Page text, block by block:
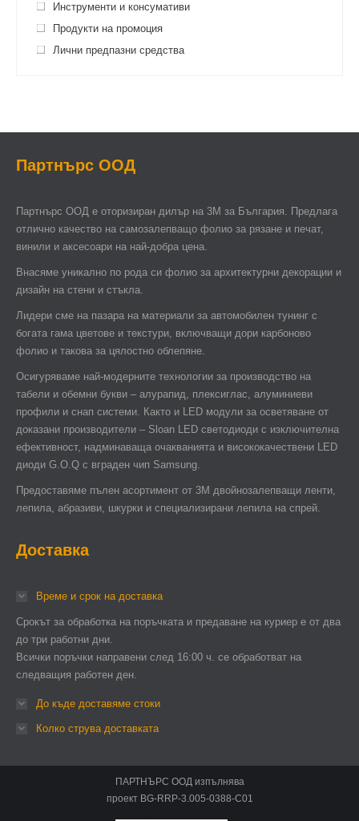
Инструменти и консумативи
Продукти на промоция
Лични предпазни средства
Партнърс ООД
Партнърс ООД e оторизиран дилър на 3М за България. Предлага
отлично качество на самозалепващо фолио за рязане и печат,
винили и аксесоари на най-добра цена.
Внасяме уникално по рода си фолио за архитектурни декорации и
дизайн на стени и стъкла.
Лидери сме на пазара на материали за автомобилен тунинг с
богата гама цветове и текстури, включващи дори карбоново
фолио и такова за цялостно облепяне.
Осигуряваме най-модерните технологии за производство на
табели и обемни букви – алурапид, плексиглас, алуминиеви
профили и снап системи. Както и LED модули за осветяване от
доказани производители – Sloan LED светодиоди с изключителна
ефективност, надминаваща очакванията и висококачествени LED
диоди G.O.Q с вграден чип Samsung.
Предоставяме пълен асортимент от 3М двойнозалепващи ленти,
лепила, абразиви, шкурки и специализирани лепила на спрей.
Доставка
Време и срок на доставка
Срокът за обработка на поръчката и предаване на куриер е от два
до три работни дни.
Всички поръчки направени след 16:00 ч. се обработват на
следващия работен ден.
До къде доставяме стоки
Колко струва доставката
ПАРТНЪРС ООД изпълнява
проект BG-RRP-3.005-0388-C01